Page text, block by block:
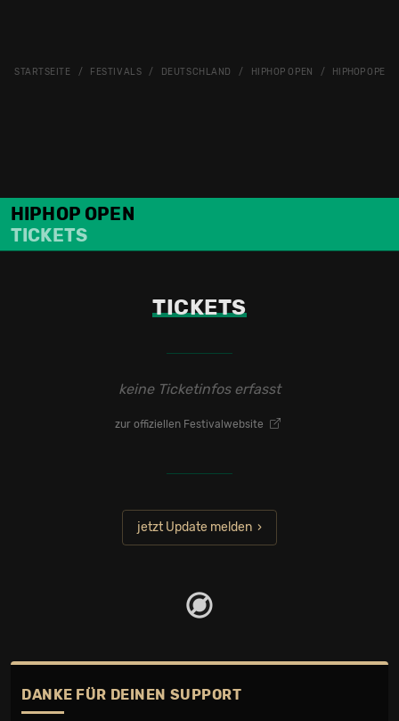
STARTSEITE FESTIVALS DEUTSCHLAND HIPHOP OPEN HIPHOP OPEN
HIPHOP OPEN
TICKETS
TICKETS
keine Ticketinfos erfasst
zur offiziellen Festivalwebsite
jetzt Update melden
DANKE FÜR DEINEN SUPPORT